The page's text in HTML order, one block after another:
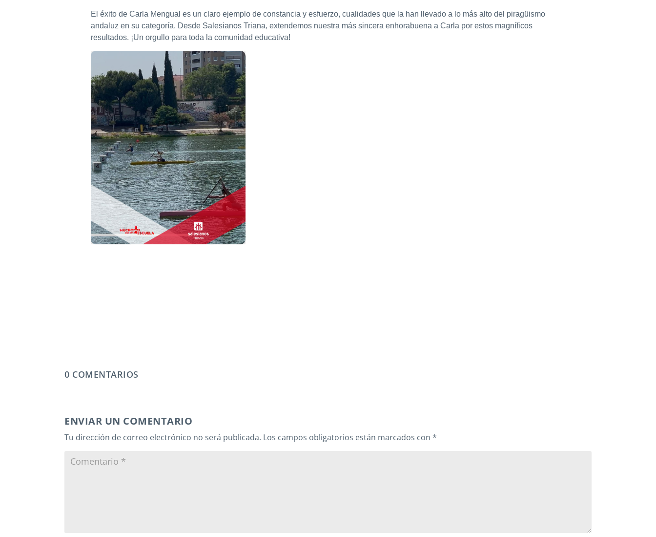
El éxito de Carla Mengual es un claro ejemplo de constancia y esfuerzo, cualidades que la han llevado a lo más alto del piragüismo
andaluz en su categoría. Desde Salesianos Triana, extendemos nuestra más sincera enhorabuena a Carla por estos magníficos
resultados. ¡Un orgullo para toda la comunidad educativa!
0 COMENTARIOS
ENVIAR UN COMENTARIO
Tu dirección de correo electrónico no será publicada. Los campos obligatorios están marcados con *